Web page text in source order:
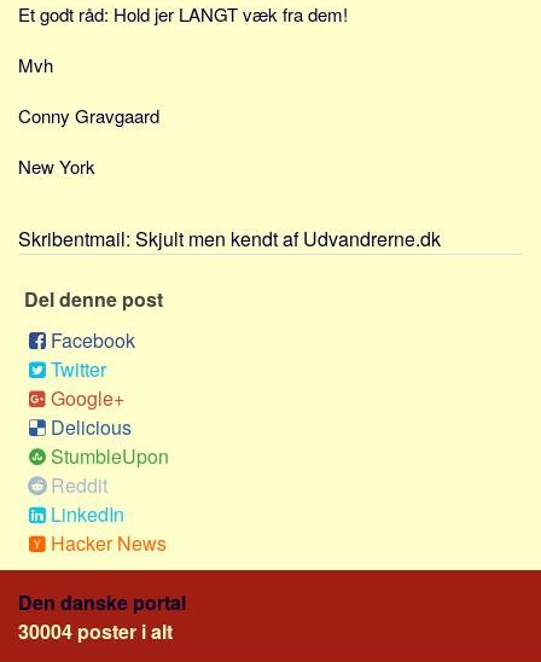
Norge
Thailand
USA
Nøgleord
Bolig
Job
Virksomhed
Investering
Pension og opsparing
Forbrug
Social sikring og sundhed
Alle
Aspekter
Et godt råd: Hold jer LANGT væk fra dem!
Mvh
Conny Gravgaard
New York
Skribentmail: Skjult men kendt af Udvandrerne.dk
Del denne post
Facebook
Twitter
Google+
Delicious
StumbleUpon
Reddit
LinkedIn
Hacker News
Den danske portal
30004 poster i alt